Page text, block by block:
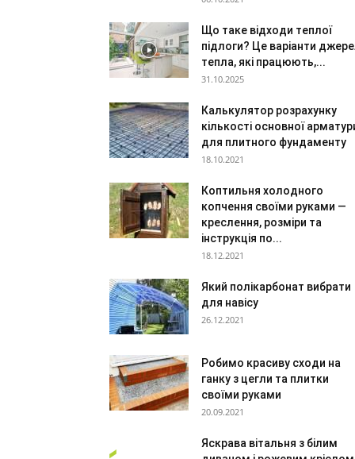
Що таке відходи теплої
підлоги? Це варіанти
тепла, які працюють,...
31.10.2025
Калькулятор розрахунку
кількості основної
для плитного фундаменту
18.10.2021
Коптильня холодного
копчення своїми руками —
креслення, розміри та
інструкція по...
18.12.2021
Який полікарбонат вибрати
для навісу
26.12.2021
Робимо красиву сходи на
ганку з цегли та плитки
своїми руками
20.09.2021
Яскрава вітальня з білим